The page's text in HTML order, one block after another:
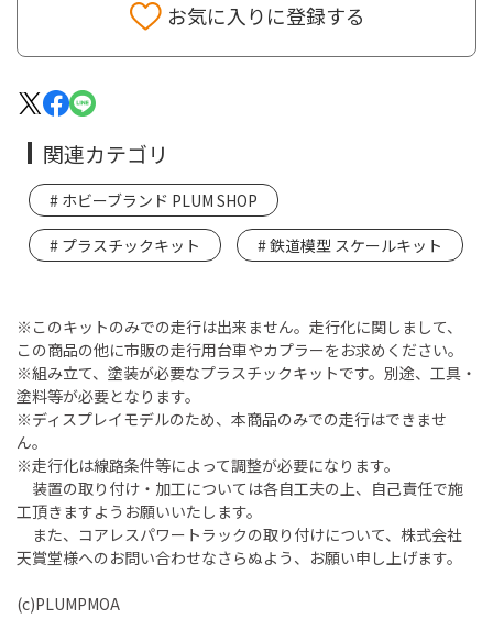
お気に入りに登録する
※このキットのみでの走行は出来ません。走行化に関しまして、
この商品の他に市販の走行用台車やカプラーをお求めください。
※組み立て、塗装が必要なプラスチックキットです。別途、工具・
塗料等が必要となります。
※ディスプレイモデルのため、本商品のみでの走行はできませ
ん。
※走行化は線路条件等によって調整が必要になります。
装置の取り付け・加工については各自工夫の上、自己責任で施
工頂きますようお願いいたします。
また、コアレスパワートラックの取り付けについて、株式会社
天賞堂様へのお問い合わせなさらぬよう、お願い申し上げます。
(c)PLUMPMOA
関連カテゴリ
ホビーブランド PLUM SHOP
プラスチックキット 鉄道模型 スケールキット